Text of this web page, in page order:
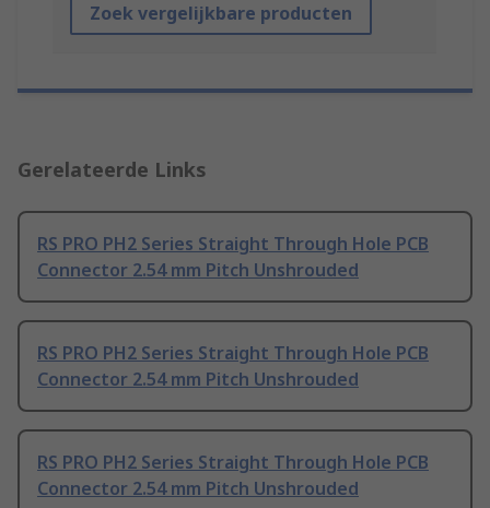
Zoek vergelijkbare producten
Gerelateerde Links
RS PRO PH2 Series Straight Through Hole PCB
Connector 2.54 mm Pitch Unshrouded
RS PRO PH2 Series Straight Through Hole PCB
Connector 2.54 mm Pitch Unshrouded
RS PRO PH2 Series Straight Through Hole PCB
Connector 2.54 mm Pitch Unshrouded